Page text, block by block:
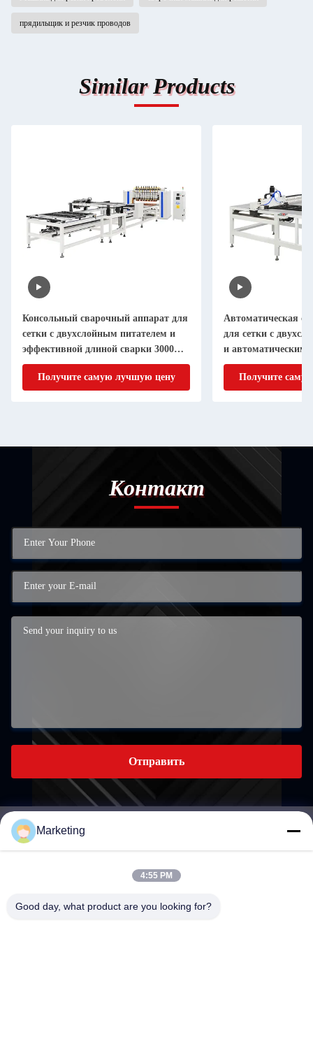
прядильщик и резчик проводов
Similar Products
Консольный сварочный аппарат для
сетки с двухслойным питателем и
эффективной длиной сварки 3000
мм
Получите самую лучшую цену
Автоматическая
для сетки с
и автоматическим
осям XY для
мм x 1000 мм
Получите
Контакт
Отправить
marketing@hwashi.com
Marketing
4:55 PM
Good day, what product are you looking for?